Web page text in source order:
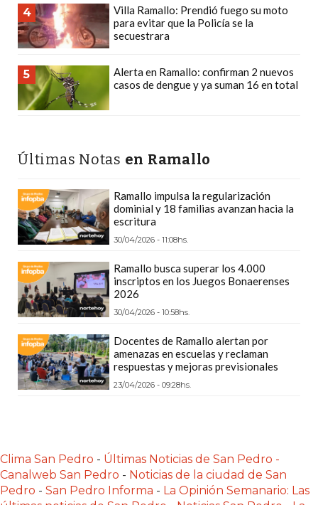
ARGENTINA:
CHANGUITO.COM.AR
VS
PLATAFORMAS
DE
WHATSAPP
RECIBIR
PEDIDOS
DE
POR
WHATSAPP:
LA
DEFINITIVA
PARA
RESTAURANTES
UNA
TIENDA
ONLINE:
4
Villa Ramallo: Prendió fuego su moto
para evitar que la Policía se la
secuestrara
5
Alerta en Ramallo: confirman 2 nuevos
casos de dengue y ya suman 16 en total
Últimas Notas en Ramallo
Ramallo impulsa la regularización
dominial y 18 familias avanzan hacia la
escritura
30/04/2026 - 11:08hs.
Ramallo busca superar los 4.000
inscriptos en los Juegos Bonaerenses
2026
30/04/2026 - 10:58hs.
Docentes de Ramallo alertan por
amenazas en escuelas y reclaman
respuestas y mejoras previsionales
23/04/2026 - 09:28hs.
Clima San Pedro - Últimas Noticias de San Pedro -
Canalweb San Pedro - Noticias de la ciudad de San
Pedro - San Pedro Informa - La Opinión Semanario: Las